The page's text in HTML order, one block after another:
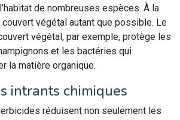
de nombreuses espèces. À la
végétal autant que possible. Le
végétal, par exemple, protège les
et les bactéries qui
la matière organique.
intrants chimiques
réduisent non seulement les